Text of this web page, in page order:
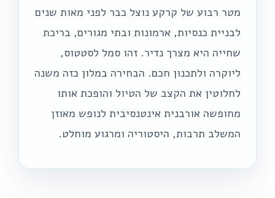
מטר רבוע של קרקע נוצל כבר לפני מאות שנים
לבניית כנסיות, ארמונות ובתי מגורים, בריכת
שחייה היא מצרך נדיר. זהו סמל לסטטוס,
ליוקרה ולתכנון חכם. הבחירה במלון כזה משנה
לחלוטין את הקצב של הטיול והופכת אותו
מחופשה אורבנית אינטנסיבית לנופש מאוזן
המשלב תרבות, היסטוריה ומרגוע מוחלט.